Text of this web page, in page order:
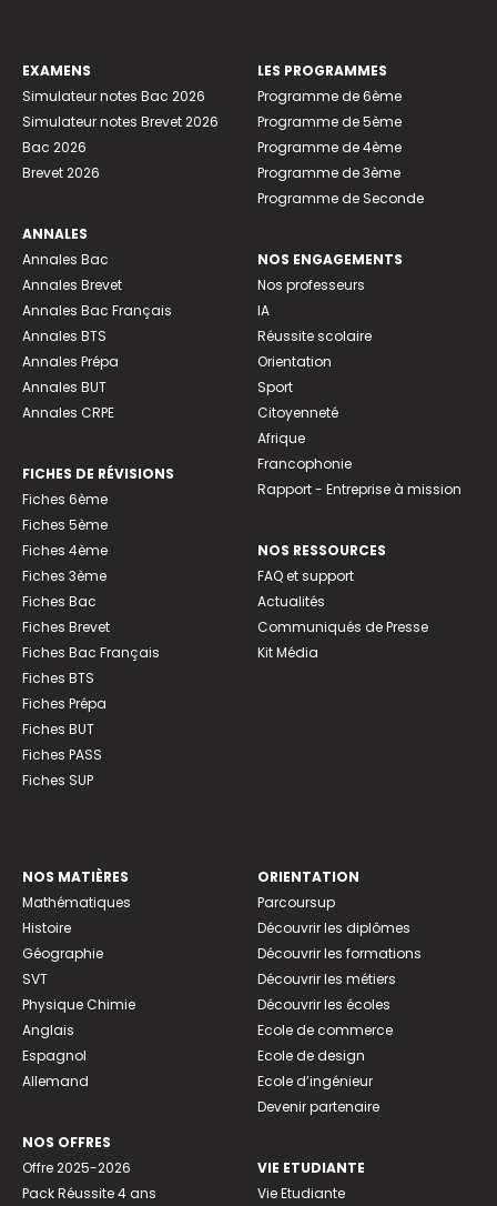
EXAMENS
Simulateur notes Bac 2026
Simulateur notes Brevet 2026
Bac 2026
Brevet 2026
ANNALES
Annales Bac
Annales Brevet
Annales Bac Français
Annales BTS
Annales Prépa
Annales BUT
Annales CRPE
FICHES DE RÉVISIONS
Fiches 6ème
Fiches 5ème
Fiches 4ème
Fiches 3ème
Fiches Bac
Fiches Brevet
Fiches Bac Français
Fiches BTS
Fiches Prépa
Fiches BUT
Fiches PASS
Fiches SUP
LES PROGRAMMES
Programme de 6ème
Programme de 5ème
Programme de 4ème
Programme de 3ème
Programme de Seconde
NOS ENGAGEMENTS
Nos professeurs
IA
Réussite scolaire
Orientation
Sport
Citoyenneté
Afrique
Francophonie
Rapport - Entreprise à mission
NOS RESSOURCES
FAQ et support
Actualités
Communiqués de Presse
Kit Média
NOS MATIÈRES
Mathématiques
Histoire
Géographie
SVT
Physique Chimie
Anglais
Espagnol
Allemand
NOS OFFRES
Offre 2025-2026
Pack Réussite 4 ans
ORIENTATION
Parcoursup
Découvrir les diplômes
Découvrir les formations
Découvrir les métiers
Découvrir les écoles
Ecole de commerce
Ecole de design
Ecole d’ingénieur
Devenir partenaire
VIE ETUDIANTE
Vie Etudiante